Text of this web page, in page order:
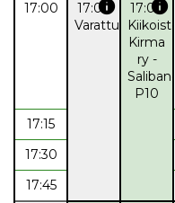
17:00
17:00info
Varattu
17:00info
Kirma
ry -
P10
17:15
17:30
17:45